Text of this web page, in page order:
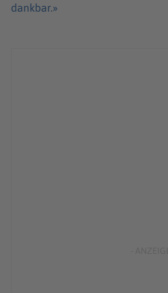
dankbar.»